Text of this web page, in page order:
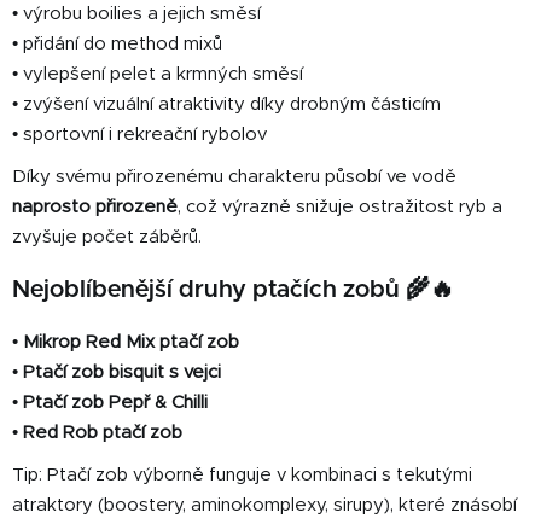
p
i
• výrobu boilies a jejich směsí
• přidání do method mixů
• vylepšení pelet a krmných směsí
• zvýšení vizuální atraktivity díky drobným částicím
• sportovní i rekreační rybolov
Díky svému přirozenému charakteru působí ve vodě
naprosto přirozeně, což výrazně snižuje ostražitost ryb a
zvyšuje počet záběrů.
Nejoblíbenější druhy ptačích zobů 🌾🔥
• Mikrop Red Mix ptačí zob
• Ptačí zob bisquit s vejci
• Ptačí zob Pepř & Chilli
• Red Rob ptačí zob
Tip: Ptačí zob výborně funguje v kombinaci s tekutými
atraktory (boostery, aminokomplexy, sirupy), které znásobí